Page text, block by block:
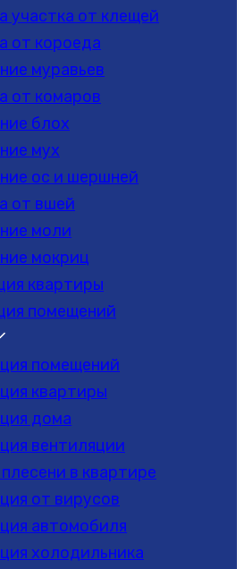
участка от клещей
от короеда
муравьев
от комаров
блох
мух
ос и шершней
от вшей
моли
мокриц
квартиры
помещений
помещений
квартиры
дома
вентиляции
в квартире
от вирусов
автомобиля
холодильника